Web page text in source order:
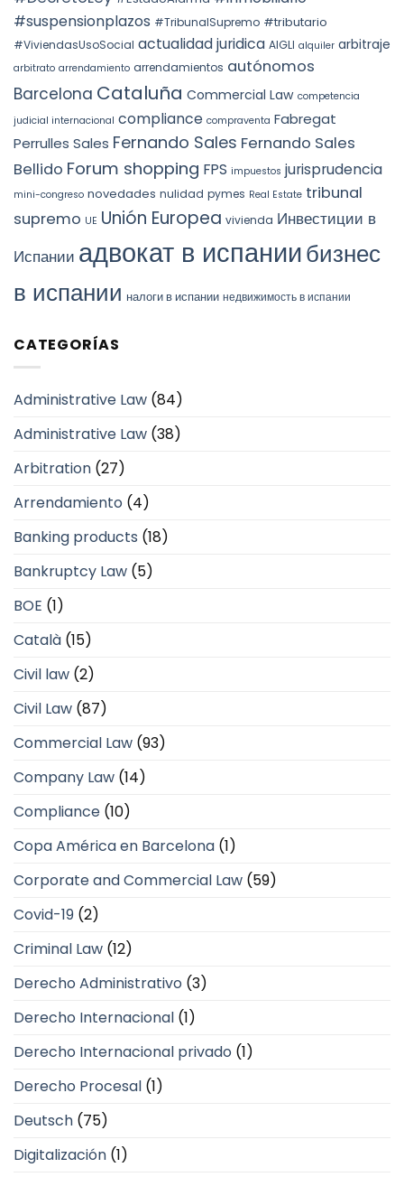
DOCTRINE,
prórroga
forzosa
indefinida
#suspensionplazos #TribunalSupremo #tributario
#ViviendasUsoSocial actualidad juridica AIGLI alquiler arbitraje
arbitrato arrendamiento arrendamientos autónomos
Barcelona Cataluña Commercial Law competencia
judicial internacional compliance compraventa Fabregat
Perrulles Sales Fernando Sales Fernando Sales
Bellido Forum shopping FPS impuestos jurisprudencia
mini-congreso novedades nulidad pymes Real Estate tribunal
supremo UE Unión Europea vivienda Инвестиции в
Испании адвокат в испаниибизнес
в испании налоги в испании недвижимость в испании
CATEGORÍAS
Administrative Law (84)
Administrative Law (38)
Arbitration (27)
Arrendamiento (4)
Banking products (18)
Bankruptcy Law (5)
BOE (1)
Català (15)
Civil law (2)
Civil Law (87)
Commercial Law (93)
Company Law (14)
Compliance (10)
Copa América en Barcelona (1)
Corporate and Commercial Law (59)
Covid-19 (2)
Criminal Law (12)
Derecho Administrativo (3)
Derecho Internacional (1)
Derecho Internacional privado (1)
Derecho Procesal (1)
Deutsch (75)
Digitalización (1)